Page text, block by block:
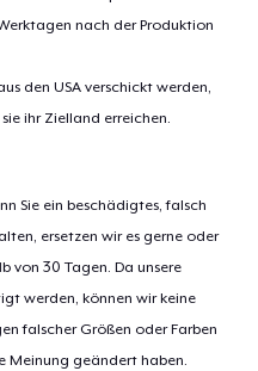
nach der Produktion
den USA verschickt werden,
ihr Zielland erreichen.
Sie ein beschädigtes, falsch
ersetzen wir es gerne oder
von 30 Tagen. Da unsere
werden, können wir keine
falscher Größen oder Farben
Meinung geändert haben.